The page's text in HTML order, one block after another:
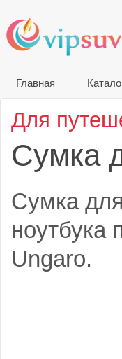
Главная
Для
Сумка
Сумка
ноутбука
Ungaro.